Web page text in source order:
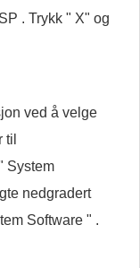
. Trykk " X" og
ved å velge
til
System
nedgradert
Software " .